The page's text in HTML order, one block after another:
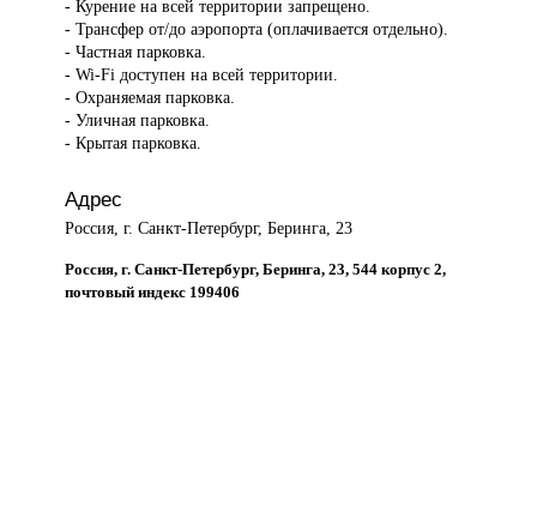
- Курение на всей территории запрещено.
- Трансфер от/до аэропорта (оплачивается отдельно).
- Частная парковка.
- Wi-Fi доступен на всей территории.
- Охраняемая парковка.
- Уличная парковка.
- Крытая парковка.
Адрес
Россия, г. Санкт-Петербург, Беринга, 23
Россия, г. Санкт-Петербург, Беринга, 23, 544 корпус 2,
почтовый индекс 199406